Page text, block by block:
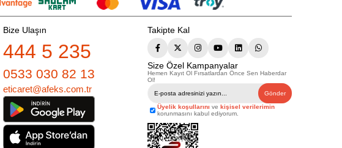
Bize Ulaşın
444 5 235
0533 030 82 13
eticaret@afeks.com.tr
Takipte Kal
Size Özel Kampanyalar
Hemen Kayıt Ol Fırsatlardan Önce Sen Haberdar
Ol!
Gönder
Üyelik koşullarını ve kişisel verilerimin
korunmasını kabul ediyorum.